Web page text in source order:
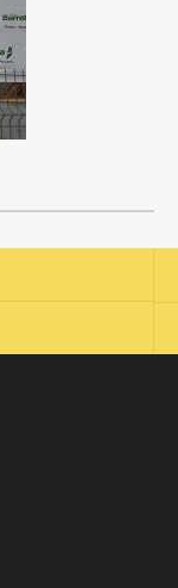
à 22h
à 22h